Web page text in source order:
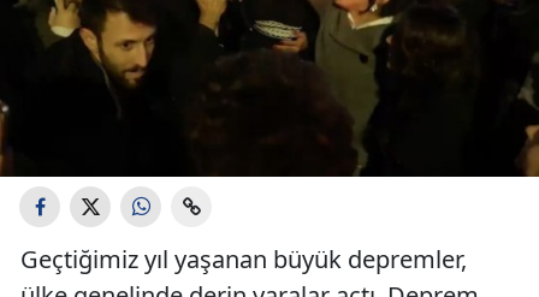
Geçtiğimiz yıl yaşanan büyük depremler,